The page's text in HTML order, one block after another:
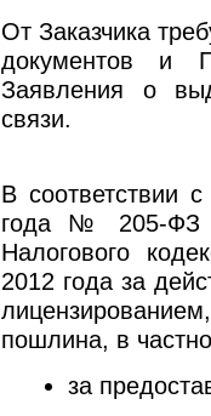
От Заказчика
документов и
Заявления о
связи.
В соответствии
года № 205-ФЗ
Налогового
2012 года за
пошлина, в
за